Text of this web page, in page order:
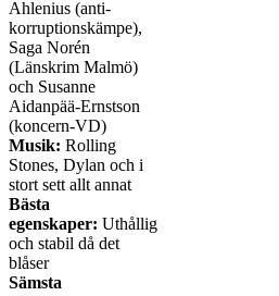
Ahlenius (anti-
korruptionskämpe),
Saga Norén
(Länskrim Malmö)
och Susanne
Aidanpää-Ernstson
(koncern-VD)
Musik: Rolling
Stones, Dylan och i
stort sett allt annat
Bästa
egenskaper: Uthållig
och stabil då det
blåser
Sämsta